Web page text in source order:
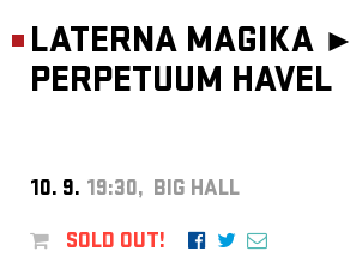
LATERNA MAGIKA ►
PERPETUUM HAVEL
10. 9. 19:30, BIG HALL
SOLD OUT!